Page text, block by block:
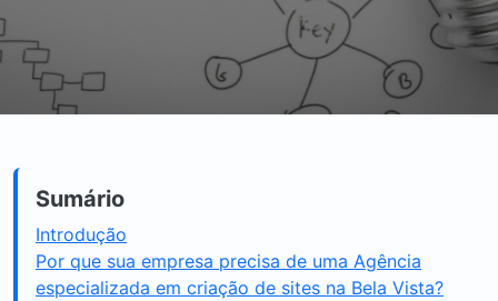
Sumário
Introdução
Por que sua empresa precisa de uma Agência
especializada em criação de sites na Bela Vista?